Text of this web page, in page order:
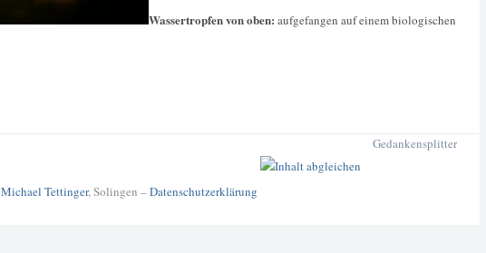
Wassertropfen von oben: aufgefangen auf einem biologischen
Gedankensplitter
Michael Tettinger, Solingen –Datenschutzerklärung